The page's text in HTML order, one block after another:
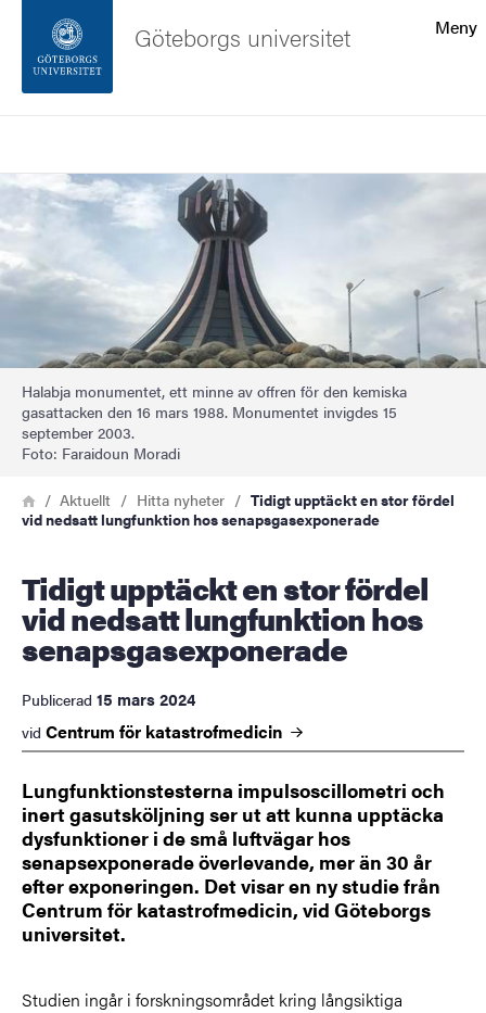
Sidfoten
Om webbplatsen
Meny
Göteborgs universitet
Bild
Halabja monumentet, ett minne av offren för den kemiska
gasattacken den 16 mars 1988. Monumentet invigdes 15
september 2003.
Foto: Faraidoun Moradi
Länkstig
HemAktuellt Hitta nyheter
Tidigt upptäckt en stor fördel
vid nedsatt lungfunktion hos senapsgasexponerade
Tidigt upptäckt en stor fördel
vid nedsatt lungfunktion hos
senapsgasexponerade
Publicerad 15 mars 2024
vid Centrum för katastrofmedicin
Lungfunktionstesterna impulsoscillometri och
inert gasutsköljning ser ut att kunna upptäcka
dysfunktioner i de små luftvägar hos
senapsexponerade överlevande, mer än 30 år
efter exponeringen. Det visar en ny studie från
Centrum för katastrofmedicin, vid Göteborgs
universitet.
Studien ingår i forskningsområdet kring långsiktiga